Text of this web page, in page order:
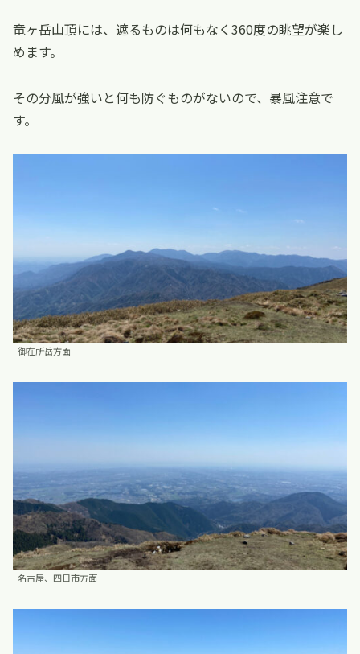
竜ヶ岳山頂には、遮るものは何もなく360度の眺望が楽し
めます。
その分風が強いと何も防ぐものがないので、暴風注意で
す。
御在所岳方面
名古屋、四日市方面